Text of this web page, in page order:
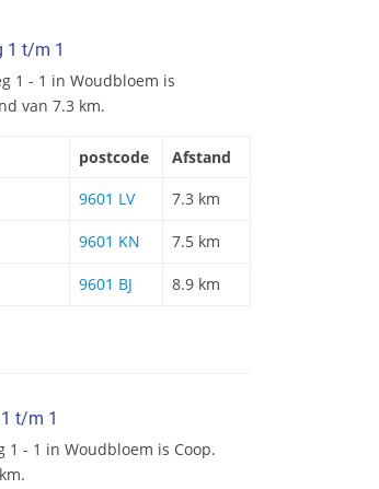
1 t/m 1
1 - 1 in Woudbloem is
van 7.3 km.
postcode
Afstand
9601 LV 7.3 km
9601 KN 7.5 km
9601 BJ 8.9 km
t/m 1
- 1 in Woudbloem is Coop.